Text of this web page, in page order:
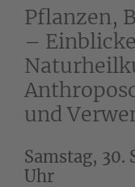
Pflanzen,
–
und
Samstag, 30.
Uhr